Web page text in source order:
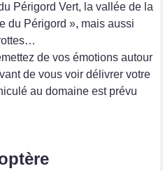
Périgord Vert, la vallée de la
du Périgord », mais aussi
de vos émotions autour
de vous voir délivrer votre
au domaine est prévu